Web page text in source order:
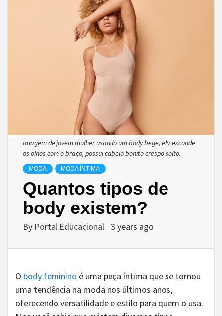
Imagem de jovem mulher usando um body bege, ela esconde
os olhos com o braço, possui cabelo bonito crespo solto.
MODA MODA ÍNTIMA
Quantos tipos de
body existem?
By Portal Educacional 3 years ago
O body feminino é uma peça íntima que se tornou
uma tendência na moda nos últimos anos,
oferecendo versatilidade e estilo para quem o usa.